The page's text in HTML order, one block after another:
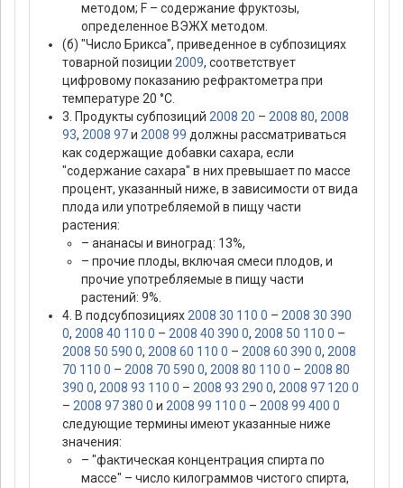
методом; F – содержание фруктозы,
определенное ВЭЖХ методом.
(б) "Число Брикса", приведенное в субпозициях
товарной позиции 2009, соответствует
цифровому показанию рефрактометра при
температуре 20 °С.
3. Продукты субпозиций 2008 20 – 2008 80, 2008
93, 2008 97и 2008 99 должны рассматриваться
как содержащие добавки сахара, если
"содержание сахара" в них превышает по массе
процент, указанный ниже, в зависимости от вида
плода или употребляемой в пищу части
растения:
– ананасы и виноград: 13%,
– прочие плоды, включая смеси плодов, и
прочие употребляемые в пищу части
растений: 9%.
4. В подсубпозициях 2008 30 110 0 – 2008 30 390
0, 2008 40 110 0 – 2008 40 390 0, 2008 50 110 0 –
2008 50 590 0, 2008 60 110 0 – 2008 60 390 0, 2008
70 110 0 – 2008 70 590 0, 2008 80 110 0 – 2008 80
390 0, 2008 93 110 0 – 2008 93 290 0, 2008 97 120 0
– 2008 97 380 0 и 2008 99 110 0 – 2008 99 400 0
следующие термины имеют указанные ниже
значения:
– "фактическая концентрация спирта по
массе" – число килограммов чистого спирта,